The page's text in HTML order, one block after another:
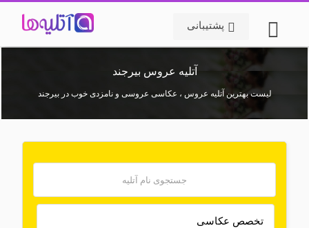
پشتیبانی
آتلیه عروس بیرجند
لیست بهترین آتلیه عروس ، عکاسی عروسی و نامزدی خوب در بیرجند